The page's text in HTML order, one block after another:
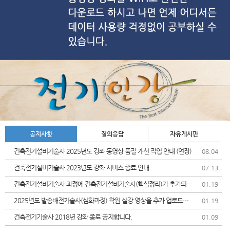
공지사항 질의응답 자유게시판
건축전기설비기술사 2025년도 강좌 동영상 품질 개선 작업 안내 (연장) 08.04
건축전기설비기술사 2023년도 강좌 서비스 종료 안내 07.13
건축전기설비기술사 과정에 건축전기설비기술사(핵심정리)가 추가되었
습니다.
01.19
2025년도 발송배전기술사(심화과정) 학원 실강 영상을 추가 업로드및
가격인상 안내드립니다.
01.19
건축전기기술사 2018년 강좌 종료 공지합니다. 01.09